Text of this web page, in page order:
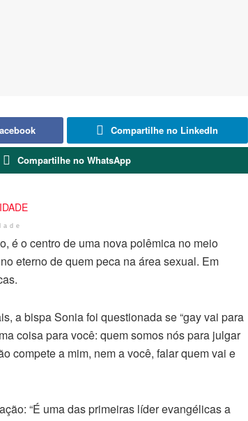
Compartilhe no LinkedIn
Compartilhe no WhatsApp
é o centro de uma nova polêmica no meio
eterno de quem peca na área sexual. Em
a bispa Sonia foi questionada se “gay vai para
coisa para você: quem somos nós para julgar
compete a mim, nem a você, falar quem vai e
“É uma das primeiras líder evangélicas a